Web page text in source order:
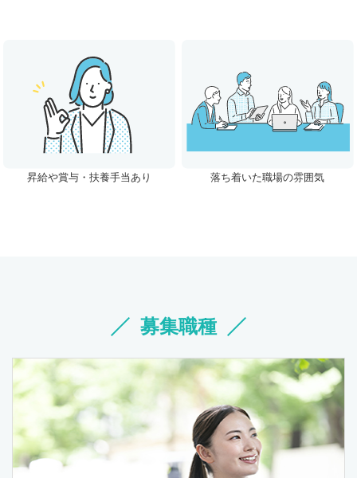
昇給や賞与・扶養手当あり 落ち着いた職場の雰囲気
募集職種